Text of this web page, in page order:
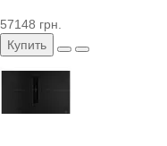
57148 грн.
Купить